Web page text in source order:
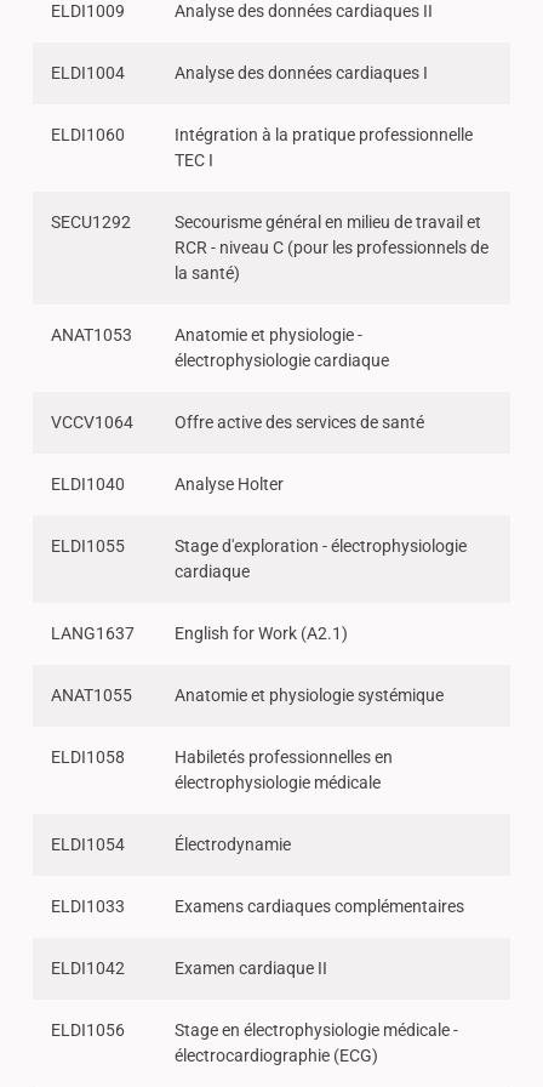
ELDI1009 Analyse des données cardiaques II
ELDI1004 Analyse des données cardiaques I
ELDI1060
Intégration à la pratique professionnelle
TEC I
SECU1292
Secourisme général en milieu de travail et
RCR - niveau C (pour les professionnels de
la santé)
ANAT1053
Anatomie et physiologie -
électrophysiologie cardiaque
VCCV1064 Offre active des services de santé
ELDI1040 Analyse Holter
ELDI1055
Stage d'exploration - électrophysiologie
cardiaque
LANG1637 English for Work (A2.1)
ANAT1055 Anatomie et physiologie systémique
ELDI1058
Habiletés professionnelles en
électrophysiologie médicale
ELDI1054 Électrodynamie
ELDI1033 Examens cardiaques complémentaires
ELDI1042 Examen cardiaque II
ELDI1056
Stage en électrophysiologie médicale -
électrocardiographie (ECG)